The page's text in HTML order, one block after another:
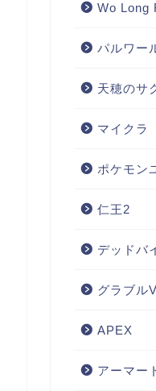
Wo Long
パルワー
天穂のサ
マイクラ
ポケモン
仁王2
デッドバ
グラブル
APEX
アーマー